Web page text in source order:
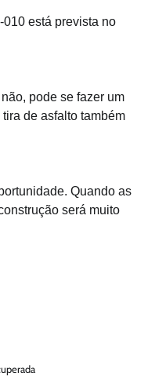
010 está prevista no
pode se fazer um
de asfalto também
Quando as
será muito